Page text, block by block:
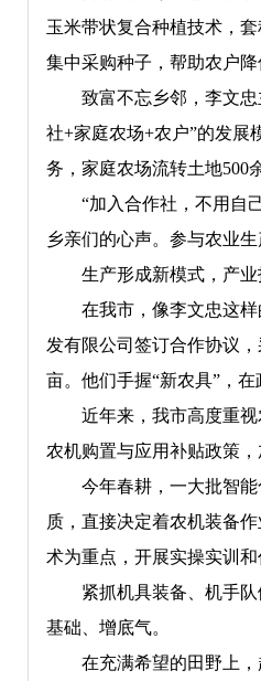
玉米带状复合种植技术，
集中采购种子，帮助农户降
致富不忘乡邻，李文忠
社+家庭农场+农户”的发展
务，家庭农场流转土地500
“加入合作社，不用自己
乡亲们的心声。参与农业
生产形成新模式，产业
在我市，像李文忠这样的
发有限公司签订合作协议
亩。他们手握“新农具”，
近年来，我市高度重视
农机购置与应用补贴政策
今年春耕，一大批智能
质，直接决定着农机装备
术为重点，开展实操实训
紧抓机具装备、机手队
基础、增底气。
在充满希望的田野上，越